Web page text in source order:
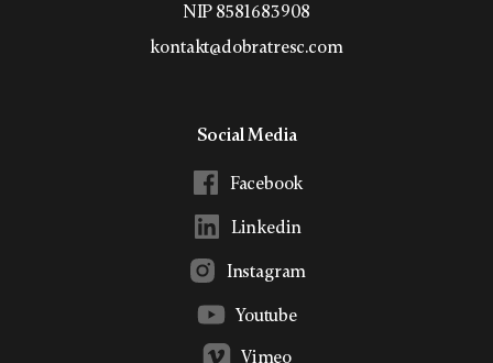
NIP 8581683908
kontakt@dobratresc.com
Social Media
Facebook
Linkedin
Instagram
Youtube
Vimeo